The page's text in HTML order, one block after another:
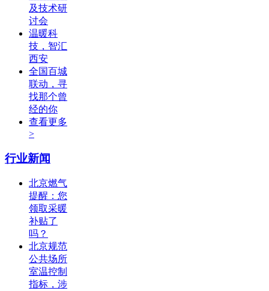
及技术研
讨会
温暖科
技，智汇
西安
全国百城
联动，寻
找那个曾
经的你
查看更多
>
行业新闻
北京燃气
提醒：您
领取采暖
补贴了
吗？
北京规范
公共场所
室温控制
指标，涉